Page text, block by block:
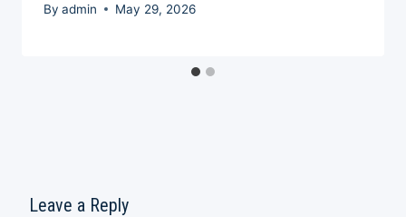
By admin May 29, 2026
Leave a Reply